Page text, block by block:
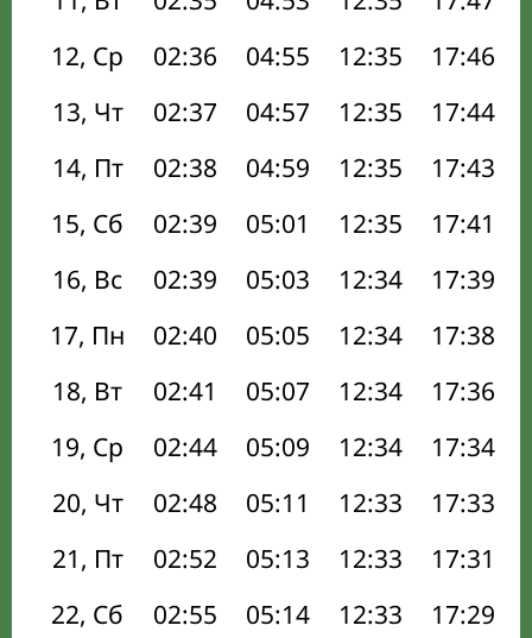
12, Ср
02:36 04:55 12:35 17:46
13, Чт
02:37 04:57 12:35 17:44
14, Пт
02:38 04:59 12:35 17:43
15, Сб
02:39 05:01 12:35 17:41
16, Вс
02:39 05:03 12:34 17:39
17, Пн
02:40 05:05 12:34 17:38
18, Вт
02:41 05:07 12:34 17:36
19, Ср
02:44 05:09 12:34 17:34
20, Чт
02:48 05:11 12:33 17:33
21, Пт
02:52 05:13 12:33 17:31
22, Сб
02:55 05:14 12:33 17:29